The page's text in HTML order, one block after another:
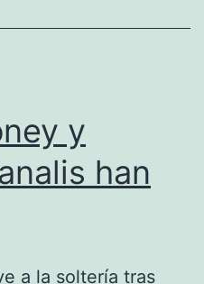
y
han
a la soltería tras